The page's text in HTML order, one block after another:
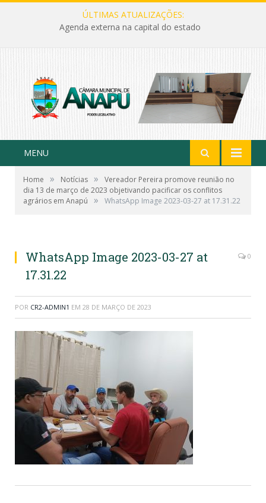
ÚLTIMAS ATUALIZAÇÕES:
Agenda externa na capital do estado
MENU
Home » Notícias »
Vereador Pereira promove reunião no
dia 13 de março de 2023 objetivando pacificar os conflitos
agrários em Anapú
» WhatsApp Image 2023-03-27 at 17.31.22
WhatsApp Image 2023-03-27 at
17.31.22
0
POR CR2-ADMIN1 EM 28 DE MARÇO DE 2023